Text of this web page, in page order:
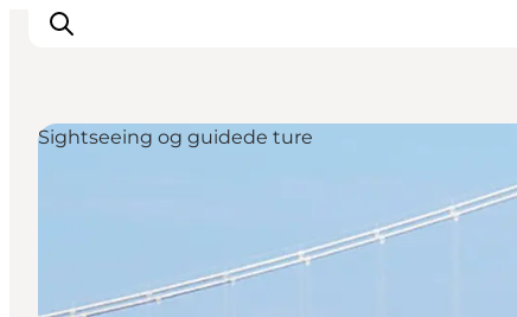
Overnatning
Sightseeing og guidede ture